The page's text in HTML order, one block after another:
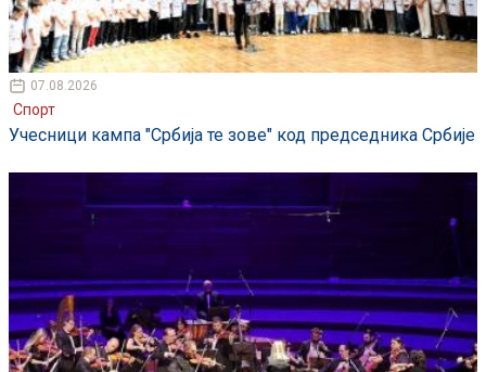
07.08.2026
Спорт
Учесници кампа "Србија те зове" код председника Србије